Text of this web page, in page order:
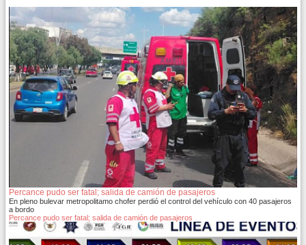
Percance pudo ser fatal; salida de camión de pasajeros
En pleno bulevar metropolitamo chofer perdió el control del vehículo con 40 pasajeros
a bordo
Percance pudo ser fatal; salida de camión de pasajeros